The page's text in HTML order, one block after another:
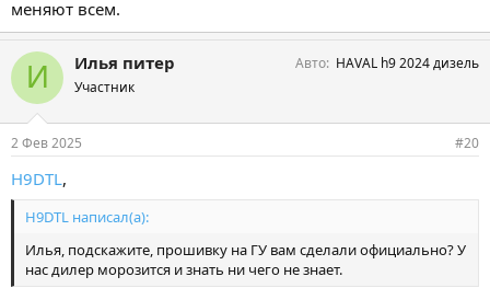
меняют всем.
И Илья питер
Участник
Авто HAVAL h9 2024 дизель
2 Фев 2025 #20
H9DTL,
H9DTL написал(а):
Илья, подскажите, прошивку на ГУ вам сделали официально? У
нас дилер морозится и знать ни чего не знает.